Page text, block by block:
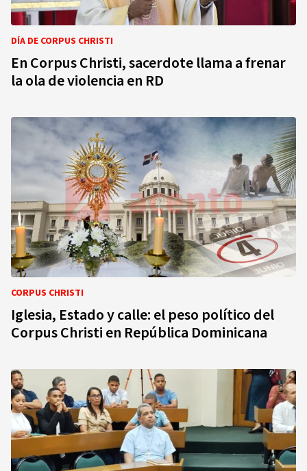
DÍA DE CORPUS CHRISTI
En Corpus Christi, sacerdote llama a frenar
la ola de violencia en RD
CORPUS CHRISTI
Iglesia, Estado y calle: el peso político del
Corpus Christi en República Dominicana